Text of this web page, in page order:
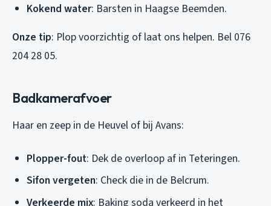
Kokend water: Barsten in Haagse Beemden.
Onze tip: Plop voorzichtig of laat ons helpen. Bel 076
204 28 05.
Badkamerafvoer
Haar en zeep in de Heuvel of bij Avans:
Plopper-fout: Dek de overloop af in Teteringen.
Sifon vergeten: Check die in de Belcrum.
Verkeerde mix: Baking soda verkeerd in het